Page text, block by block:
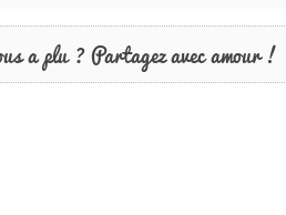
a plu ? Partagez avec amour !